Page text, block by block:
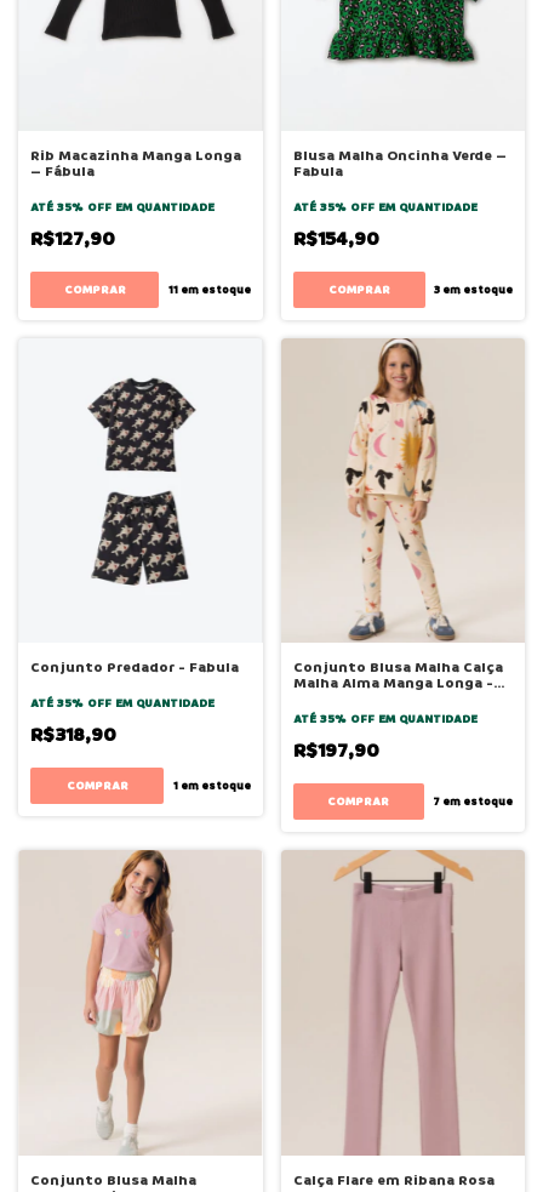
Rib Macazinha Manga Longa
– Fábula
ATÉ 35% OFF EM QUANTIDADE
R$127,90
COMPRAR 11em estoque
Blusa Malha Oncinha Verde –
Fabula
ATÉ 35% OFF EM QUANTIDADE
R$154,90
COMPRAR 3 em estoque
Conjunto Predador - Fabula
ATÉ 35% OFF EM QUANTIDADE
R$318,90
COMPRAR 1em estoque
Conjunto Blusa Malha Calça
Malha Alma Manga Longa -
ATÉ 35% OFF EM QUANTIDADE
R$197,90
COMPRAR 7 em estoque
Conjunto Blusa Malha Calça Flare em Ribana Rosa